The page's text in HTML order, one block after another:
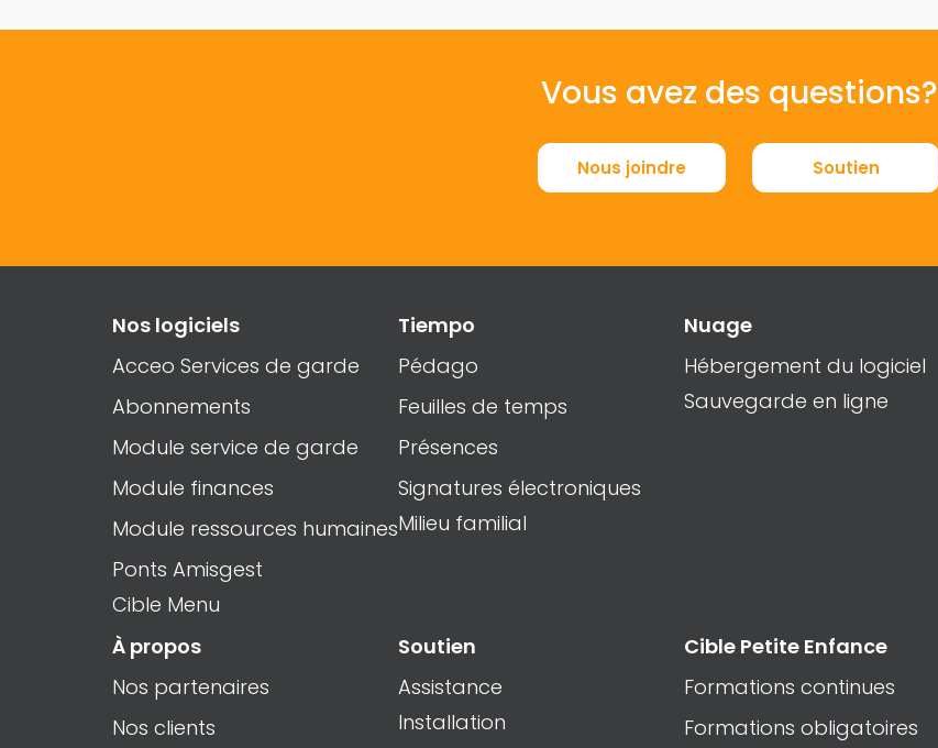
Vous avez des questions?
Nous joindre Soutien
Nos logiciels
Acceo Services de garde
Abonnements
Module service de garde
Module finances
Module ressources humaines
Ponts Amisgest
Cible Menu
Tiempo
Pédago
Feuilles de temps
Présences
Signatures électroniques
Milieu familial
Nuage
Hébergement du logiciel
Sauvegarde en ligne
À propos
Nos partenaires
Nos clients
Soutien
Assistance
Installation
Cible Petite Enfance
Formations continues
Formations obligatoires